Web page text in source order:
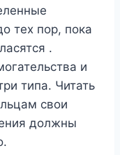
тех пор, пока
.
и
типа. Читать
свои
должны